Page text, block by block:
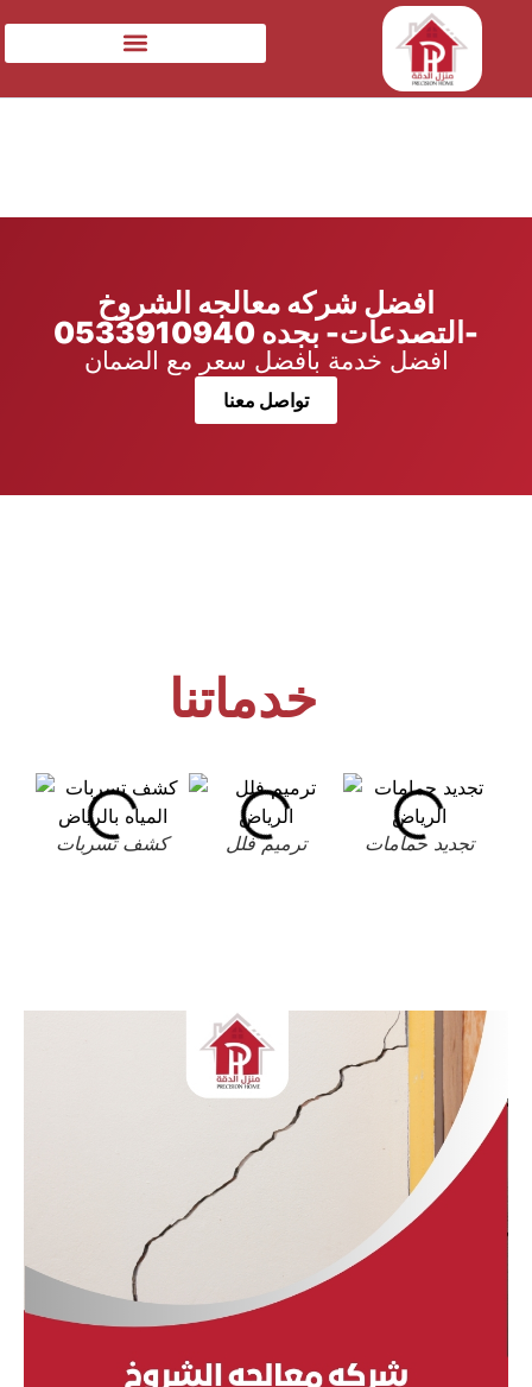
افضل شركه معالجه الشروخ
-التصدعات- بجده 0533910940
افضل خدمة بافضل سعر مع الضمان
تواصل معنا
خدماتنا
كشف تسربات ترميم فلل تجديد حمامات